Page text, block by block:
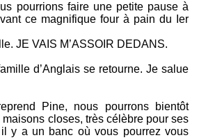
pourrions faire une petite pause à
ce magnifique four à pain du Ier
JE VAIS M’ASSOIR DEDANS.
d’Anglais se retourne. Je salue
Pine, nous pourrons bientôt
closes, très célèbre pour ses
il y a un banc où vous pourrez vous